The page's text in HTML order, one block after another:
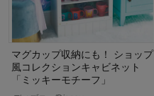
マグカップ収納にも！ ショップ
風コレクションキャビネット
「ミッキーモチーフ」